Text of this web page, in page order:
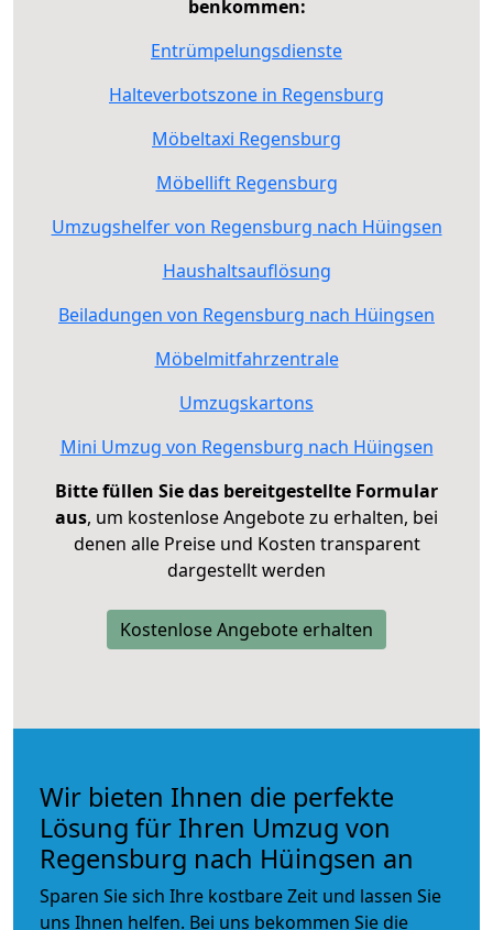
benkommen:
Entrümpelungsdienste
Halteverbotszone in Regensburg
Möbeltaxi Regensburg
Möbellift Regensburg
Umzugshelfer von Regensburg nach Hüingsen
Haushaltsauflösung
Beiladungen von Regensburg nach Hüingsen
Möbelmitfahrzentrale
Umzugskartons
Mini Umzug von Regensburg nach Hüingsen
Bitte füllen Sie das bereitgestellte Formular
aus, um kostenlose Angebote zu erhalten, bei
denen alle Preise und Kosten transparent
dargestellt werden
Kostenlose Angebote erhalten
Wir bieten Ihnen die perfekte
Lösung für Ihren Umzug von
Regensburg nach Hüingsen an
Sparen Sie sich Ihre kostbare Zeit und lassen Sie
uns Ihnen helfen. Bei uns bekommen Sie die